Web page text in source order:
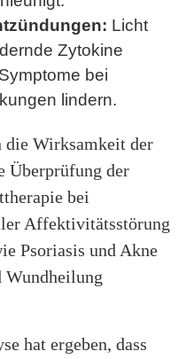
Licht
Zytokine
bei
lindern.
die Wirksamkeit der
Überprüfung der
bei
Affektivitätsstörung
Psoriasis und Akne
Wundheilung
hat ergeben, dass